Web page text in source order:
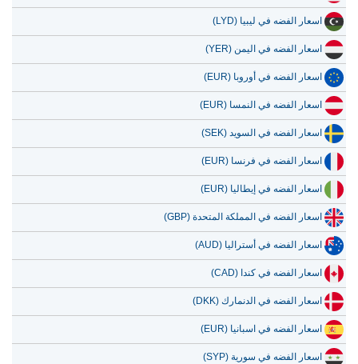
اسعار الفضه في ليبيا (LYD)
اسعار الفضه في اليمن (YER)
اسعار الفضه في أوروبا (EUR)
اسعار الفضه في النمسا (EUR)
اسعار الفضه في السويد (SEK)
اسعار الفضه في فرنسا (EUR)
اسعار الفضه في إيطاليا (EUR)
اسعار الفضه في المملكة المتحدة (GBP)
اسعار الفضه في أستراليا (AUD)
اسعار الفضه في كندا (CAD)
اسعار الفضه في الدنمارك (DKK)
اسعار الفضه في اسبانيا (EUR)
اسعار الفضه في سورية (SYP)